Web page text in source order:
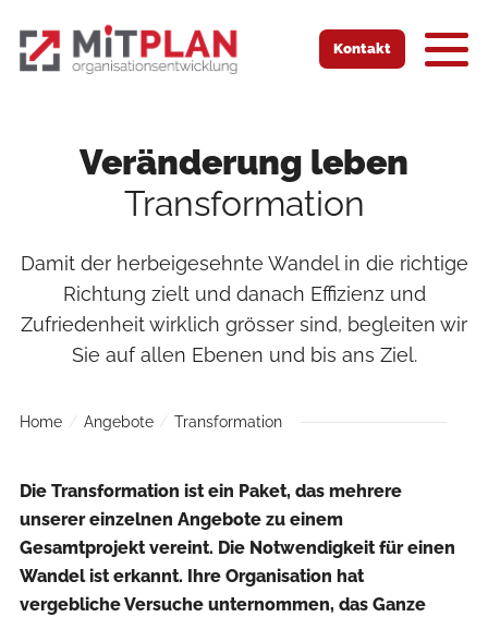
Kontakt
Home Angebote Transformation
Veränderung leben
Transformation
Damit der herbeigesehnte Wandel in die richtige
Richtung zielt und danach Effizienz und
Zufriedenheit wirklich grösser sind, begleiten wir
Sie auf allen Ebenen und bis ans Ziel.
Die Transformation ist ein Paket, das mehrere
unserer einzelnen Angebote zu einem
Gesamtprojekt vereint. Die Notwendigkeit für einen
Wandel ist erkannt. Ihre Organisation hat
vergebliche Versuche unternommen, das Ganze